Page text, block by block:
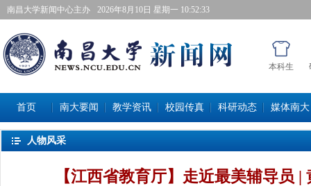
南昌大学新闻中心主办 2026年8月10日星期一 10:52:34
本科生
首页 南大要闻 教学资讯 校园传真 科研动态 媒体南大
人物风采
【江西省教育厅】走近最美辅导员|